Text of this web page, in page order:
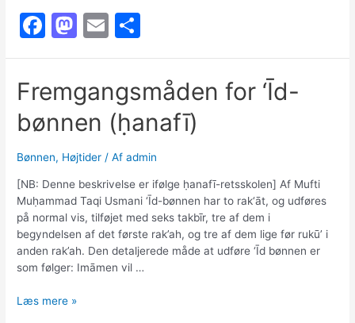
ikke
at
F
a
e
b
o
o
k
M
a
o
d
o
n
E
m
l
h
e
Fremgangsmåden for ‘Īd-
bønnen (ḥanafī)
Bønnen, Højtider / Afadmin
[NB: Denne beskrivelse er ifølge ḥanafī-retsskolen] Af Mufti
Muḥammad Taqi Usmani ‘Īd-bønnen har to rak‘āt, og udføres
på normal vis, tilføjet med seks takbīr, tre af dem i
begyndelsen af det første rak’ah, og tre af dem lige før rukū’ i
anden rak’ah. Den detaljerede måde at udføre ‘Īd bønnen er
som følger: Imāmen vil …
Fremgangsmåden
Læs mere »